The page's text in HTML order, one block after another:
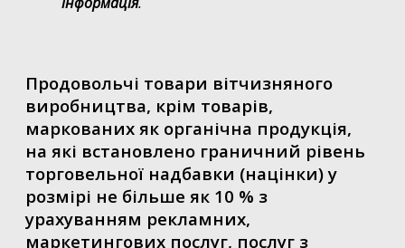
Продовольчі товари вітчизняного
виробництва, крім товарів,
маркованих як органічна продукція,
на які встановлено граничний рівень
торговельної надбавки (націнки) у
розмірі не більше як 10 % з
урахуванням рекламних,
маркетингових послуг, послуг з